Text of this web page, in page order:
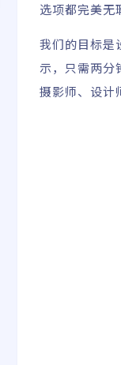
选项都完美无
我们的目标是
示，只需两分
摄影师、设计